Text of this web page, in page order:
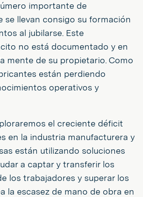
importante de
se llevan consigo su formación
al jubilarse. Este
no está documentado y en
mente de su propietario. Como
están perdiendo
operativos y
el creciente déficit
en la industria manufacturera y
están utilizando soluciones
a captar y transferir los
los trabajadores y superar los
la escasez de mano de obra en